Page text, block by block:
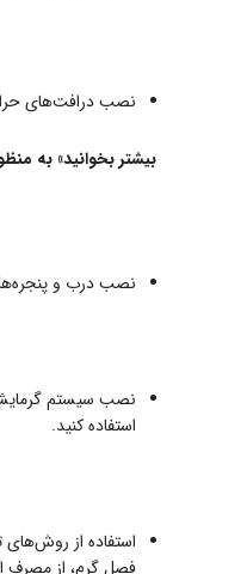
نصب درافت‌های
بیشتر بخوانید» به
نصب درب و
نصب سیستم
استفاده کنید.
استفاده از
فصل گرم، از مصرف